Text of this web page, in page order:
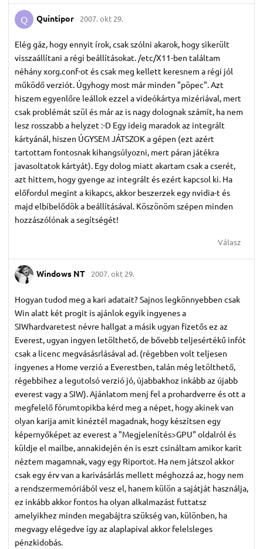
Q Quintipor 2007. okt 29.
Elég gáz, hogy ennyit írok, csak szólni akarok, hogy sikerült
visszaállítani a régi beállításokat. /etc/X11-ben találtam
néhány xorg.conf-ot és csak meg kellett keresnem a régi jól
működő verziót. Úgyhogy most már minden "pöpec". Azt
hiszem egyenlőre leállok ezzel a videókártya mizériával, mert
csak problémát szül és már az is nagy dolognak számít, ha nem
lesz rosszabb a helyzet :-D Egy ideig maradok az integrált
kártyánál, hiszen ÚGYSEM JÁTSZOK a gépen (ezt azért
tartottam fontosnak kihangsúlyozni, mert páran játékra
javasoltatok kártyát). Egy dolog miatt akartam csak a cserét,
azt hittem, hogy gyenge az integrált és ezért kapcsol ki. Ha
előfordul megint a kikapcs, akkor beszerzek egy nvidia-t és
majd elbíbelődök a beállításával. Köszönöm szépen minden
hozzászólónak a segítségét!
Válasz
Windows NT 2007. okt 29.
Hogyan tudod meg a kari adatait? Sajnos legkönnyebben csak
Win alatt két progit is ajánlok egyik ingyenes a
SIWhardvaretest névre hallgat a másik ugyan fizetős ez az
Everest, ugyan ingyen letölthető, de bővebb teljesértékű infót
csak a licenc megvásásrlásával ad. (régebben volt teljesen
ingyenes a Home verzió a Everestben, talán még letölthető,
régebbihez a legutolsó verzió jó, újabbakhoz inkább az újabb
everest vagy a SIW). Ajánlatom menj fel a prohardverre és ott a
megfelelő fórumtopikba kérd meg a népet, hogy akinek van
olyan karija amit kinéztél magadnak, hogy készítsen egy
képernyőképet az everest a "Megjelenítés>GPU" oldalról és
küldje el mailbe, annakidején én is eszt csináltam amikor karit
néztem magamnak, vagy egy Riportot. Ha nem játszol akkor
csak egy érv van a karivásárlás mellett méghozzá az, hogy nem
a rendszermemóriából vesz el, hanem külön a sajátját használja,
ez inkább akkor fontos ha olyan alkalmazást futtatsz
amelyikhez minden megabájtra szükség van, különben, ha
megvagy elégedve így az alaplapival akkor felelsleges
pénzkidobás.